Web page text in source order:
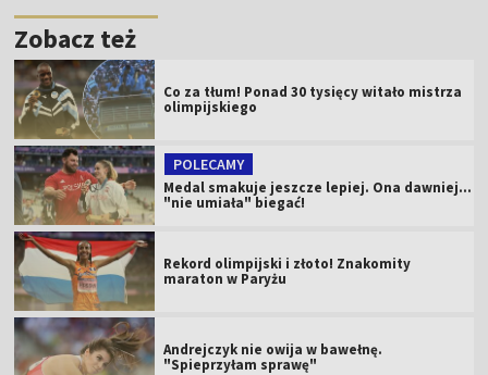
Zobacz też
Co za tłum! Ponad 30 tysięcy witało mistrza
olimpijskiego
POLECAMY
Medal smakuje jeszcze lepiej. Ona dawniej...
"nie umiała" biegać!
Rekord olimpijski i złoto! Znakomity
maraton w Paryżu
Andrejczyk nie owija w bawełnę.
"Spieprzyłam sprawę"